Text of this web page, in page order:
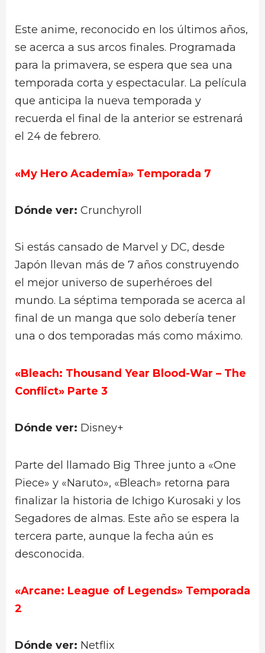
Este anime, reconocido en los últimos años,
se acerca a sus arcos finales. Programada
para la primavera, se espera que sea una
temporada corta y espectacular. La película
que anticipa la nueva temporada y
recuerda el final de la anterior se estrenará
el 24 de febrero.
«My Hero Academia» Temporada 7
Dónde ver: Crunchyroll
Si estás cansado de Marvel y DC, desde
Japón llevan más de 7 años construyendo
el mejor universo de superhéroes del
mundo. La séptima temporada se acerca al
final de un manga que solo debería tener
una o dos temporadas más como máximo.
«Bleach: Thousand Year Blood-War – The
Conflict» Parte 3
Dónde ver: Disney+
Parte del llamado Big Three junto a «One
Piece» y «Naruto», «Bleach» retorna para
finalizar la historia de Ichigo Kurosaki y los
Segadores de almas. Este año se espera la
tercera parte, aunque la fecha aún es
desconocida.
«Arcane: League of Legends» Temporada
2
Dónde ver: Netflix